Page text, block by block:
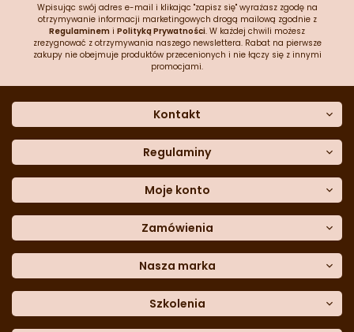
Wpisując swój adres e-mail i klikając "zapisz się" wyrażasz zgodę na
otrzymywanie informacji marketingowych drogą mailową zgodnie z
Regulaminem i Polityką Prywatności. W każdej chwili możesz
zrezygnować z otrzymywania naszego newslettera. Rabat na pierwsze
zakupy nie obejmuje produktów przecenionych i nie łączy się z innymi
promocjami.
Kontakt
Dane kontaktowe
Często zadawane pytania
Sklep stacjonarny
Formularz kontaktowy
Blog
telefon:601 767 272
Regulaminy
Polityka prywatności
Polityka cookies
Polityka reklamacji
Polityka zwrotów
Dostępność cyfrowa
Moje konto
Moje dane
Historia zamówień
Lista ulubionych
Moje rabaty
Zamówienia
Metody płatności
Dane do przelewu
Formularzreklamacji
Formularzzwrotu
Nasza marka
Trio Gelato
CDN
Szkolenia